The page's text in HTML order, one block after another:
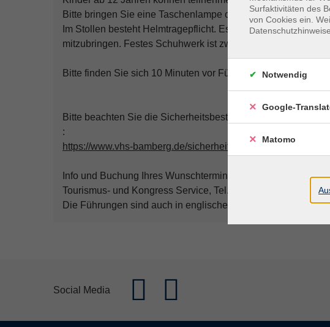
Bitte bringen Sie eine Taschenlampe oder Smartphone mit.
Im Stollen besteht Helmtragepflicht. Es wird dringend
mitzubringen. Festes Schuhwerk ist zwingend erforderlich,
Bitte finden Sie sich 10 Minuten vor Führungsbeginn am
Bitte beachten Sie die Sicherheitsbestimmungen für
:
https://www.vhs-bamberg.de/sicherheitsbestimmungen-fuer-
Info und Buchung Ihres Wunschtermins für eine
Tourismus- und Kongress Service, Tel. 0951/2976330.
Die Führungen sind auch in englischer und französischer
Social Media
Surfaktivitäten des
von Cookies ein.
Notwendig
Google-
Matomo